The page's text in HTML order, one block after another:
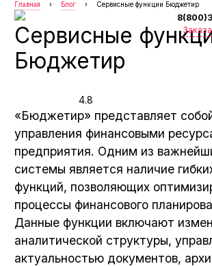
О компании
Главная › Блог › Сервисные функции Бюджетир
Сервисные функции
Бюджетир
4.8
«Бюджетир» представляет
управления финансовыми
предприятия. Одним из
системы является наличие
функций, позволяющих
процессы финансового
Данные функции включают
аналитической структуры,
актуальностью документов,